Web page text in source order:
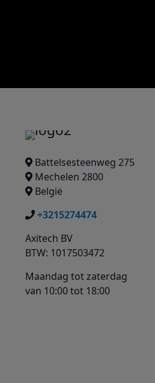
Battelsesteenweg 275
Mechelen 2800
België
+3215274474
Axitech BV
BTW: 1017503472
Maandag tot zaterdag
van 10:00 tot 18:00